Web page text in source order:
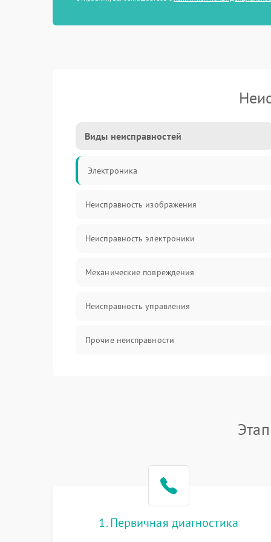
Виды неисправностей
Электроника
Неисправность изображения
Неисправность электроники
Механические повреждения
Неисправность управления
Прочие неисправности
1. Первичная диагностика